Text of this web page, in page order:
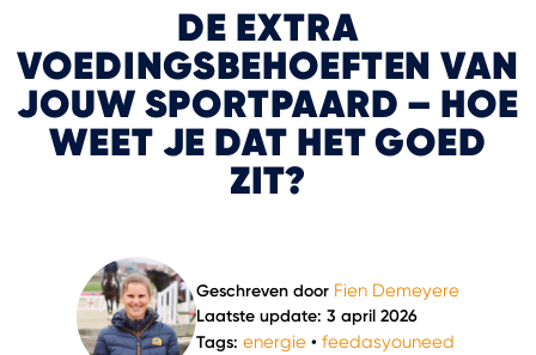
DE EXTRA
VOEDINGSBEHOEFTEN VAN
JOUW SPORTPAARD – HOE
WEET JE DAT HET GOED
ZIT?
Geschreven door Fien Demeyere
Laatste update: 3 april 2026
Tags: energie • feedasyouneed